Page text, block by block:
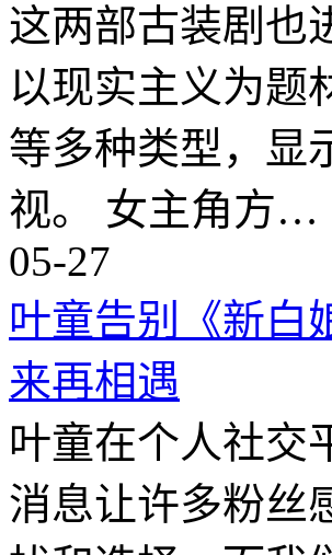
这两部古装剧也
以现实主义为题
等多种类型，显
视。 女主角方…
05-27
叶童告别《新白
来再相遇
叶童在个人社交
消息让许多粉丝